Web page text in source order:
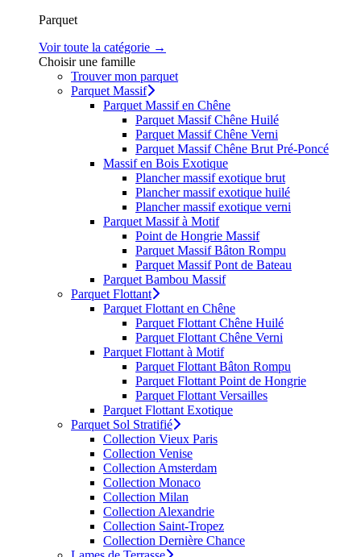
Parquet
Voir toute la catégorie →
Choisir une famille
Trouver mon parquet
Parquet Massif
Parquet Massif en Chêne
Parquet Massif Chêne Huilé
Parquet Massif Chêne Verni
Parquet Massif Chêne Brut Pré-Poncé
Massif en Bois Exotique
Plancher massif exotique brut
Plancher massif exotique huilé
Plancher massif exotique verni
Parquet Massif à Motif
Point de Hongrie Massif
Parquet Massif Bâton Rompu
Parquet Massif Pont de Bateau
Parquet Bambou Massif
Parquet Flottant
Parquet Flottant en Chêne
Parquet Flottant Chêne Huilé
Parquet Flottant Chêne Verni
Parquet Flottant à Motif
Parquet Flottant Bâton Rompu
Parquet Flottant Point de Hongrie
Parquet Flottant Versailles
Parquet Flottant Exotique
Parquet Sol Stratifié
Collection Vieux Paris
Collection Venise
Collection Amsterdam
Collection Monaco
Collection Milan
Collection Alexandrie
Collection Saint-Tropez
Collection Dernière Chance